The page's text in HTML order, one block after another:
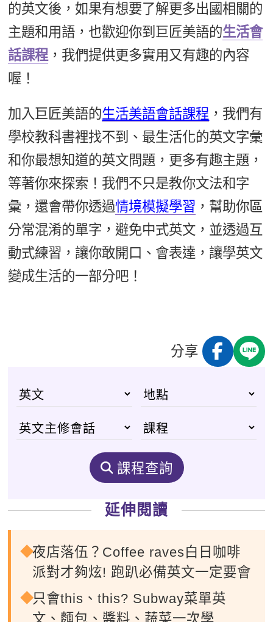
的英文後，如果有想要了解更多出國相關的
主題和用語，也歡迎你到巨匠美語的生活會
話課程 ，我們提供更多實用又有趣的內容
喔！
加入巨匠美語的生活美語會話課程 ，我們有
學校教科書裡找不到、最生活化的英文字彙
和你最想知道的英文問題，更多有趣主題，
等著你來探索！我們不只是教你文法和字
彙，還會帶你透過情境模擬學習 ，幫助你區
分常混淆的單字，避免中式英文，並透過互
動式練習，讓你敢開口、會表達，讓學英文
變成生活的一部分吧！
分享
課程查詢
延伸閱讀
夜店落伍？Coffee raves白日咖啡
派對才夠炫! 跑趴必備英文一定要會
只會this、this? Subway菜單英
文、麵包、醬料、蔬菜一次學